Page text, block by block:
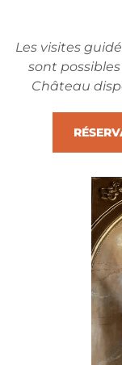
Les visites
sont
Château